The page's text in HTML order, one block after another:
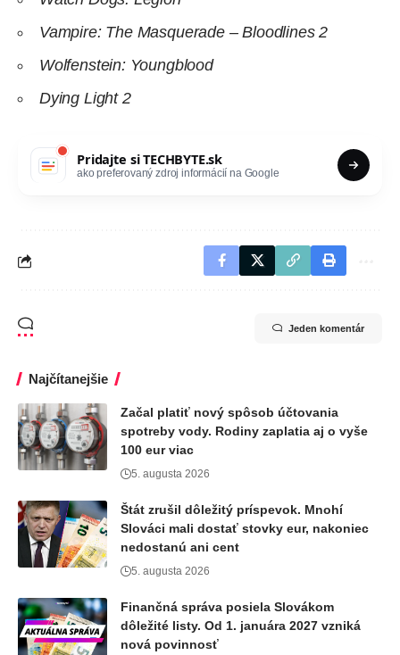
Vampire: The Masquerade – Bloodlines 2
Wolfenstein: Youngblood
Dying Light 2
Pridajte siTECHBYTE.sk
ako preferovaný zdroj informácií na Google
Jeden komentár
Najčítanejšie
Začal platiť nový spôsob účtovania
spotreby vody. Rodiny zaplatia aj o vyše
100 eur viac
5. augusta 2026
Štát zrušil dôležitý príspevok. Mnohí
Slováci mali dostať stovky eur, nakoniec
nedostanú ani cent
5. augusta 2026
Finančná správa posiela Slovákom
dôležité listy. Od 1. januára 2027 vzniká
nová povinnosť